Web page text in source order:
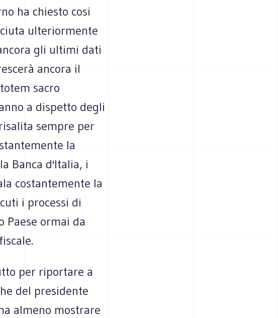
ha chiesto cosi
ulteriormente
gli ultimi dati
ancora il
sacro
a dispetto degli
sempre per
la
Banca d'Italia, i
costantemente la
i processi di
Paese ormai da
per riportare a
del presidente
almeno mostrare